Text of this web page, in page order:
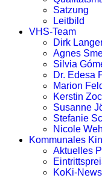
Satzung
Leitbild
VHS-Team
Dirk
Agnes
Silvia
Dr. Edesa
Marion
Kerstin
Susanne
Stefanie
Nicole
Kommunales
Aktuelles
KoKi-